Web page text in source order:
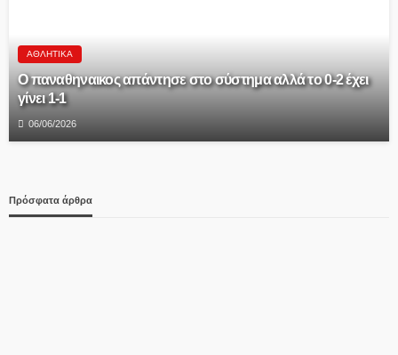
ΑΘΛΗΤΙΚΆ
Ο παναθηναικος απάντησε στο σύστημα αλλά το 0-2 έχει
γίνει 1-1
06/06/2026
Πρόσφατα άρθρα